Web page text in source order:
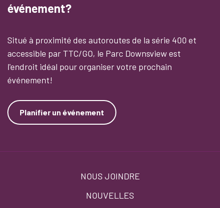
événement?
Situé à proximité des autoroutes de la série 400 et
accessible par TTC/GO, le Parc Downsview est
l'endroit idéal pour organiser votre prochain
événement!
Planifier un événement
NOUS JOINDRE
NOUVELLES